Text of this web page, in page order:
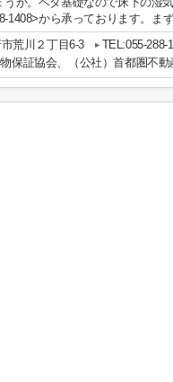
1408>から承っております。ま
荒川２丁目6-3 TEL:055-288-
物保証協会、（公社）首都圏不